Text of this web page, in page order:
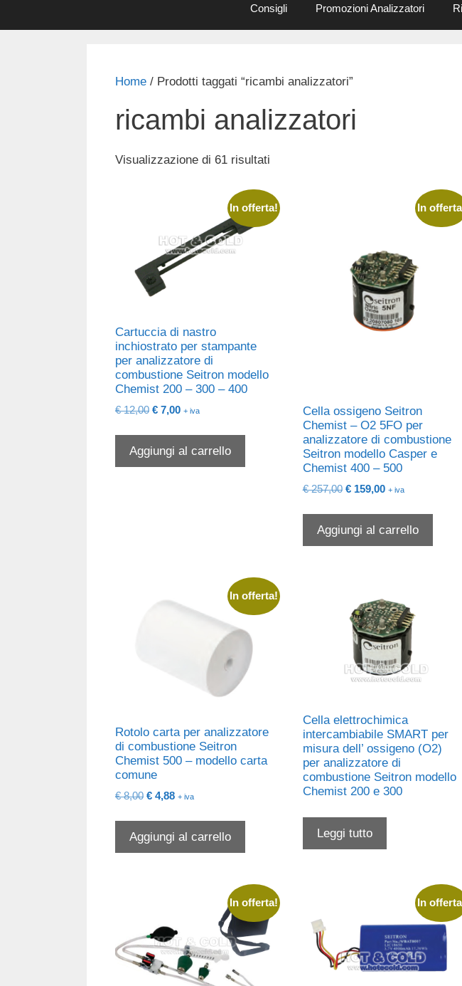
Consigli Promozioni Analizzatori
Home / Prodotti taggati “ricambi analizzatori”
ricambi analizzatori
Visualizzazione di 61 risultati
In offerta!
Cartuccia di nastro
inchiostrato per stampante
per analizzatore di
combustione Seitron modello
Chemist 200 – 300 – 400
€12,00 Il
era:
€ 12,00.
€ 7,00Il
è:
€ 7,00.
+ iva
Aggiungi al carrello
In
Cella ossigeno Seitron
Chemist – O2 5FO per
analizzatore di combustione
Seitron modello Casper e
Chemist 400 – 500
€257,00 Il
era:
€ 257,00.
€159,00Il
è:
€ 159,00.
+ iva
Aggiungi al carrello
In offerta!
Rotolo carta per analizzatore
di combustione Seitron
Chemist 500 – modello carta
comune
€8,00 Il
era:
€ 8,00.
€ 4,88Il
è:
€ 4,88.
+ iva
Aggiungi al carrello
Cella elettrochimica
intercambiabile SMART per
misura dell’ ossigeno (O2)
per analizzatore di
combustione Seitron modello
Chemist 200 e 300
Leggi tutto
In offerta! In